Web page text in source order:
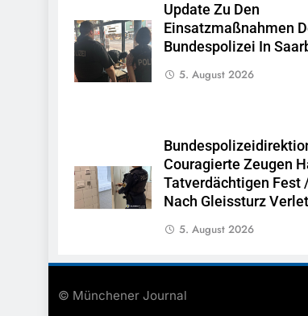
Update Zu Den
Einsatzmaßnahmen
Bundespolizei In
5. August 2026
Couragierte Zeugen
Tatverdächtigen Fest
Nach Gleissturz
5. August 2026
© Münchener Journal